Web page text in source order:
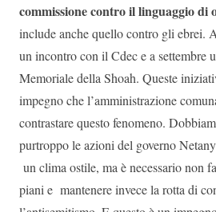
commissione contro il linguaggio di
include anche quello contro gli ebrei.
un incontro con il Cdec e a settembre
Memoriale della Shoah. Queste
impegno che l’amministrazione
contrastare questo fenomeno.
purtroppo le azioni del governo
un clima ostile, ma è necessario non
piani e mantenere invece la rotta di